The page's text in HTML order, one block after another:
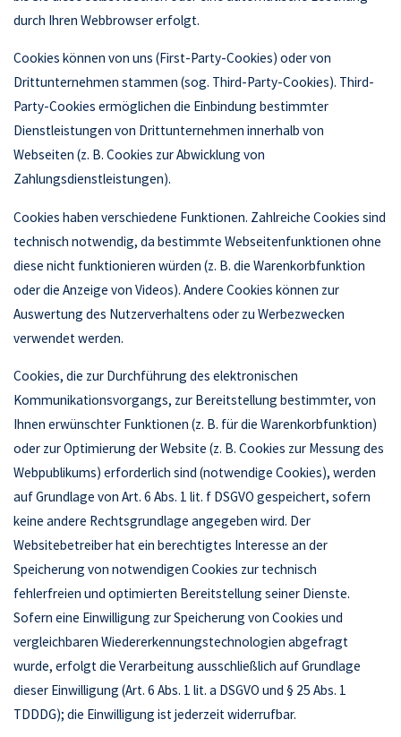
durch Ihren Webbrowser erfolgt.
Cookies können von uns (First-Party-Cookies) oder von
Drittunternehmen stammen (sog. Third-Party-Cookies). Third-
Party-Cookies ermöglichen die Einbindung bestimmter
Dienstleistungen von Drittunternehmen innerhalb von
Webseiten (z. B. Cookies zur Abwicklung von
Zahlungsdienstleistungen).
Cookies haben verschiedene Funktionen. Zahlreiche Cookies sind
technisch notwendig, da bestimmte Webseitenfunktionen ohne
diese nicht funktionieren würden (z. B. die Warenkorbfunktion
oder die Anzeige von Videos). Andere Cookies können zur
Auswertung des Nutzerverhaltens oder zu Werbezwecken
verwendet werden.
Cookies, die zur Durchführung des elektronischen
Kommunikationsvorgangs, zur Bereitstellung bestimmter, von
Ihnen erwünschter Funktionen (z. B. für die Warenkorbfunktion)
oder zur Optimierung der Website (z. B. Cookies zur Messung des
Webpublikums) erforderlich sind (notwendige Cookies), werden
auf Grundlage von Art. 6 Abs. 1 lit. f DSGVO gespeichert, sofern
keine andere Rechtsgrundlage angegeben wird. Der
Websitebetreiber hat ein berechtigtes Interesse an der
Speicherung von notwendigen Cookies zur technisch
fehlerfreien und optimierten Bereitstellung seiner Dienste.
Sofern eine Einwilligung zur Speicherung von Cookies und
vergleichbaren Wiedererkennungstechnologien abgefragt
wurde, erfolgt die Verarbeitung ausschließlich auf Grundlage
dieser Einwilligung (Art. 6 Abs. 1 lit. a DSGVO und § 25 Abs. 1
TDDDG); die Einwilligung ist jederzeit widerrufbar.